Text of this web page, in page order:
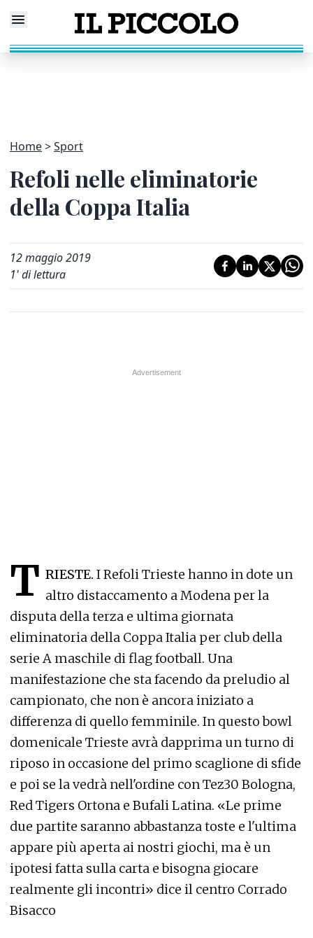
Home Sport
Refoli nelle eliminatorie
della Coppa Italia
12 maggio 2019
1' di lettura
T RIESTE. I Refoli Trieste hanno in dote un
altro distaccamento a Modena per la
disputa della terza e ultima giornata
eliminatoria della Coppa Italia per club della
serie A maschile di flag football. Una
manifestazione che sta facendo da preludio al
campionato, che non è ancora iniziato a
differenza di quello femminile. In questo bowl
domenicale Trieste avrà dapprima un turno di
riposo in occasione del primo scaglione di sfide
e poi se la vedrà nell'ordine con Tez30 Bologna,
Red Tigers Ortona e Bufali Latina. «Le prime
due partite saranno abbastanza toste e l'ultima
appare più aperta ai nostri giochi, ma è un
ipotesi fatta sulla carta e bisogna giocare
realmente gli incontri» dice il centro Corrado
Bisacco